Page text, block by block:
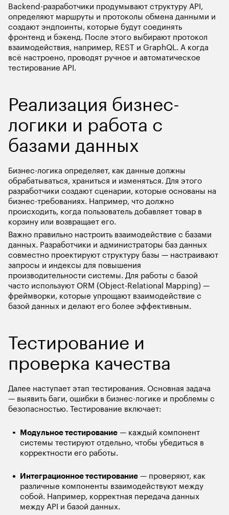
Backend-разработчики продумывают структуру API,
определяют маршруты и протоколы обмена данными и
создают эндпоинты, которые будут соединять
фронтенд и бэкенд. После этого выбирают протокол
взаимодействия, например, REST и GraphQL. А когда
всё настроено, проводят ручное и автоматическое
тестирование API.
Реализация бизнес-
логики и работа с
базами данных
Бизнес-логика определяет, как данные должны
обрабатываться, храниться и изменяться. Для этого
разработчики создают сценарии, которые основаны на
бизнес-требованиях. Например, что должно
происходить, когда пользователь добавляет товар в
корзину или возвращает его.
Важно правильно настроить взаимодействие с базами
данных. Разработчики и администраторы баз данных
совместно проектируют структуру базы — настраивают
запросы и индексы для повышения
производительности системы. Для работы с базой
часто используют ORM (Object-Relational Mapping) —
фреймворки, которые упрощают взаимодействие с
базой данных и делают его более эффективным.
Тестирование и
проверка качества
Далее наступает этап тестирования. Основная задача
— выявить баги, ошибки в бизнес-логике и проблемы с
безопасностью. Тестирование включает:
Модульное тестирование — каждый компонент
системы тестируют отдельно, чтобы убедиться в
корректности его работы.
Интеграционное тестирование — проверяют, как
различные компоненты взаимодействуют между
собой. Например, корректная передача данных
между API и базой данных.